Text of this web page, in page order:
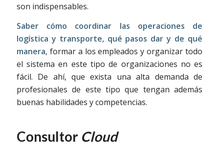
son indispensables.
Saber cómo coordinar las operaciones de
logística y transporte, qué pasos dar y de qué
manera, formar a los empleados y organizar todo
el sistema en este tipo de organizaciones no es
fácil. De ahí, que exista una alta demanda de
profesionales de este tipo que tengan además
buenas habilidades y competencias.
Consultor Cloud